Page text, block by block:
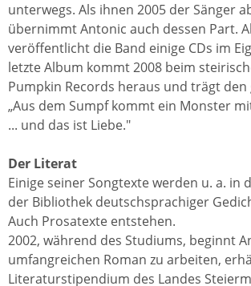
unterwegs. Als ihnen 2005 der Sänger
übernimmt Antonic auch dessen Part.
veröffentlicht die Band einige CDs im
letzte Album kommt 2008 beim
Pumpkin Records heraus und trägt
„Aus dem Sumpf kommt ein Monster
... und das ist Liebe."
Der Literat
Einige seiner Songtexte werden u. a. in
der Bibliothek deutschsprachiger
Auch Prosatexte entstehen.
2002, während des Studiums, beginnt
umfangreichen Roman zu arbeiten,
Literaturstipendium des Landes